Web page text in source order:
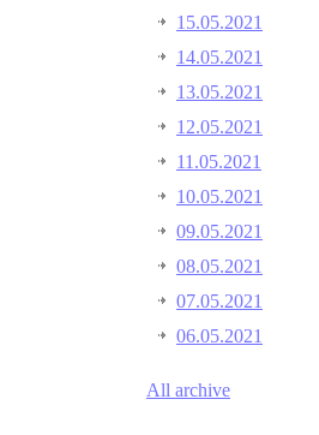
15.05.2021
14.05.2021
13.05.2021
12.05.2021
11.05.2021
10.05.2021
09.05.2021
08.05.2021
07.05.2021
06.05.2021
All archive